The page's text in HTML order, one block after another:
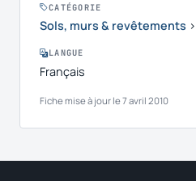
CATÉGORIE
Sols, murs & revêtements ›
LANGUE
Français
Fiche mise à jour le 7 avril 2010